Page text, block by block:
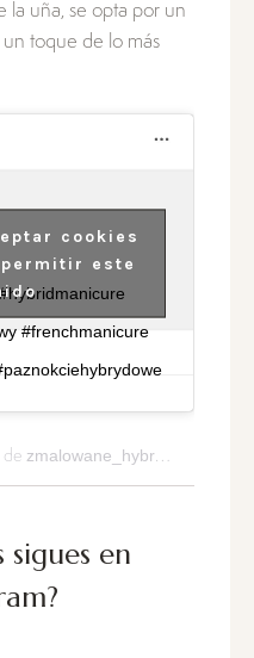
la uña, se opta por un
toque de lo más
#frenchmanicure
de zmalowane_hybrydami
cookies
este
sigues en